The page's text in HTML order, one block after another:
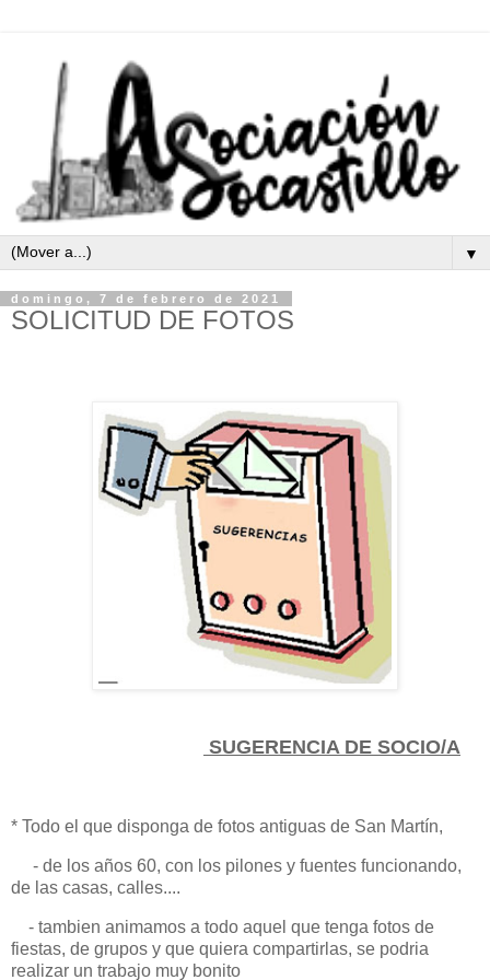
▼
domingo, 7 de febrero de 2021
SOLICITUD DE FOTOS
SUGERENCIA DE SOCIO/A
* Todo el que disponga de fotos antiguas de San Martín,
- de los años 60, con los pilones y fuentes funcionando,
de las casas, calles....
- tambien animamos a todo aquel que tenga fotos de
fiestas, de grupos y que quiera compartirlas, se podria
realizar un trabajo muy bonito